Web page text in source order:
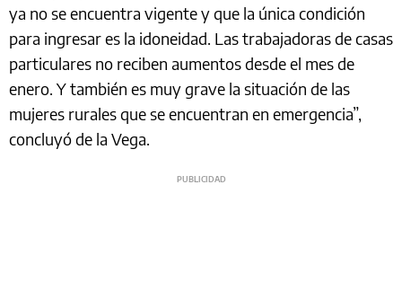
ya no se encuentra vigente y que la única condición
para ingresar es la idoneidad. Las trabajadoras de casas
particulares no reciben aumentos desde el mes de
enero. Y también es muy grave la situación de las
mujeres rurales que se encuentran en emergencia”,
concluyó de la Vega.